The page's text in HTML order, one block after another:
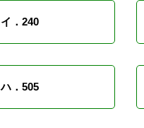
イ．240
ハ．505